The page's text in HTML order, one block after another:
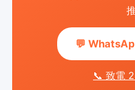
💬
📞 致電